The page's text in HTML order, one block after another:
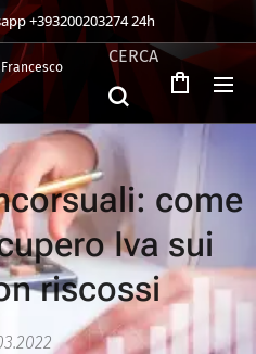
+393200203274 24h
Francesco
CERCA
come
Iva sui
riscossi